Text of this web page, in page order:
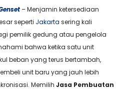
– Menjamin ketersediaan
seperti Jakarta sering kali
pemilik gedung atau pengelola
bahwa ketika satu unit
beban yang terus bertambah,
unit baru yang jauh lebih
Memilih Jasa Pembuatan